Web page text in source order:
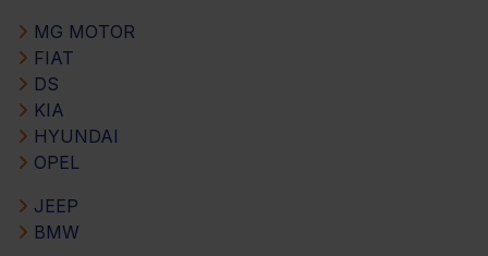
MG MOTOR
FIAT
DS
KIA
HYUNDAI
OPEL
JEEP
BMW